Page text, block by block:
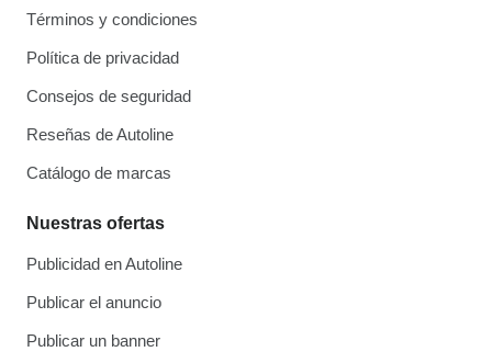
Términos y condiciones
Política de privacidad
Consejos de seguridad
Reseñas de Autoline
Catálogo de marcas
Nuestras ofertas
Publicidad en Autoline
Publicar el anuncio
Publicar un banner